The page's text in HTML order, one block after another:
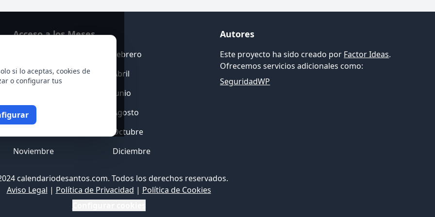
si lo aceptas, cookies de
o configurar tus
Acceso a los Meses
Febrero
Marzo
Abril
Junio
Julio
Agosto
Octubre
Noviembre
Diciembre
Autores
Este proyecto ha sido creado por Factor Ideas.
Ofrecemos servicios adicionales como:
SeguridadWP
calendariodesantos.com. Todos los derechos reservados.
Aviso Legal | Política de Privacidad | Política de Cookies